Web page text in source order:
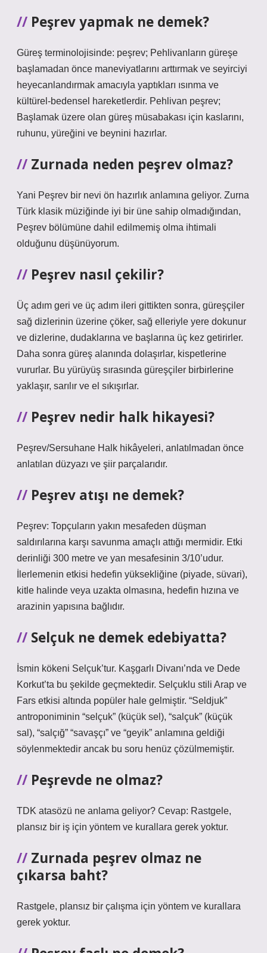
Peşrev yapmak ne demek?
Güreş terminolojisinde: peşrev; Pehlivanların güreşe
başlamadan önce maneviyatlarını arttırmak ve seyirciyi
heyecanlandırmak amacıyla yaptıkları ısınma ve
kültürel-bedensel hareketlerdir. Pehlivan peşrev;
Başlamak üzere olan güreş müsabakası için kaslarını,
ruhunu, yüreğini ve beynini hazırlar.
Zurnada neden peşrev olmaz?
Yani Peşrev bir nevi ön hazırlık anlamına geliyor. Zurna
Türk klasik müziğinde iyi bir üne sahip olmadığından,
Peşrev bölümüne dahil edilmemiş olma ihtimali
olduğunu düşünüyorum.
Peşrev nasıl çekilir?
Üç adım geri ve üç adım ileri gittikten sonra, güreşçiler
sağ dizlerinin üzerine çöker, sağ elleriyle yere dokunur
ve dizlerine, dudaklarına ve başlarına üç kez getirirler.
Daha sonra güreş alanında dolaşırlar, kispetlerine
vururlar. Bu yürüyüş sırasında güreşçiler birbirlerine
yaklaşır, sarılır ve el sıkışırlar.
Peşrev nedir halk hikayesi?
Peşrev/Sersuhane Halk hikâyeleri, anlatılmadan önce
anlatılan düzyazı ve şiir parçalarıdır.
Peşrev atışı ne demek?
Peşrev: Topçuların yakın mesafeden düşman
saldırılarına karşı savunma amaçlı attığı mermidir. Etki
derinliği 300 metre ve yan mesafesinin 3/10’udur.
İlerlemenin etkisi hedefin yüksekliğine (piyade, süvari),
kitle halinde veya uzakta olmasına, hedefin hızına ve
arazinin yapısına bağlıdır.
Selçuk ne demek edebiyatta?
İsmin kökeni Selçuk’tur. Kaşgarlı Divanı’nda ve Dede
Korkut’ta bu şekilde geçmektedir. Selçuklu stili Arap ve
Fars etkisi altında popüler hale gelmiştir. “Seldjuk”
antroponiminin “selçuk” (küçük sel), “salçuk” (küçük
sal), “salçığ” “savaşçı” ve “geyik” anlamına geldiği
söylenmektedir ancak bu soru henüz çözülmemiştir.
Peşrevde ne olmaz?
TDK atasözü ne anlama geliyor? Cevap: Rastgele,
plansız bir iş için yöntem ve kurallara gerek yoktur.
Zurnada peşrev olmaz ne
çıkarsa baht?
Rastgele, plansız bir çalışma için yöntem ve kurallara
gerek yoktur.